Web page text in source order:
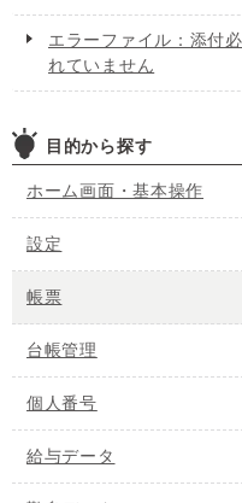
エラーファイル：添付
れていません
目的から探す
ホーム画面・基本操作
設定
帳票
台帳管理
個人番号
給与データ